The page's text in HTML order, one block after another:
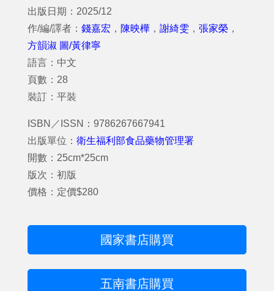
出版日期：2025/12
作/編/譯者： 錢嘉宏 ， 陳映樺 ， 謝綺雯 ， 張家榮 ，
方韻淑 圖/黃律寧
語言：中文
頁數：28
裝訂：平裝
ISBN／ISSN：9786267667941
出版單位： 衛生福利部食品藥物管理署
開數：25cm*25cm
版次：初版
價格：定價$280
國家書店購買
五南書店購買